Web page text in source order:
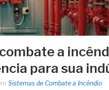
a
para sua
Sistemas de Combate a Incêndio